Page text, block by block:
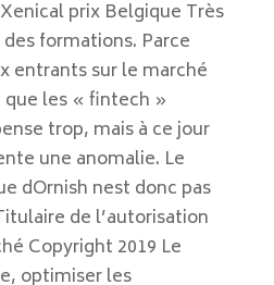
prix Belgique Très
formations. Parce
entrants sur le marché
les « fintech »
trop, mais à ce jour
une anomalie. Le
dOrnish nest donc pas
de l’autorisation
Copyright 2019 Le
optimiser les